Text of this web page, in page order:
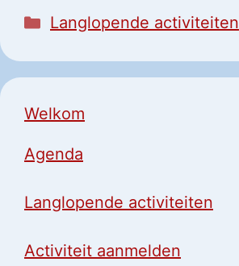
Categorieën
Langlopende activiteiten
Welkom
Agenda
Langlopende activiteiten
Activiteit aanmelden